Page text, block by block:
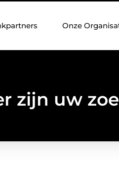
Onze
zijn uw